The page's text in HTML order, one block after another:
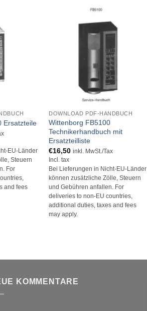
Ersatzteile
EU-Länder
Steuern
For
and fees
DOWNLOAD PDF-HANDBUCH
Wittenborg FB5100
Technikerhandbuch mit
Ersatzteilliste
€16,50 inkl. MwSt./Tax
Incl. tax
Bei Lieferungen in Nicht-EU-Länder
können zusätzliche Zölle, Steuern
und Gebühren anfallen. For
deliveries to non-EU countries,
additional duties, taxes and fees
may apply.
KOMMENTARE